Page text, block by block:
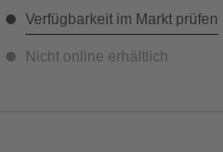
Verfügbarkeit im Markt prüfen
Nicht online erhältlich